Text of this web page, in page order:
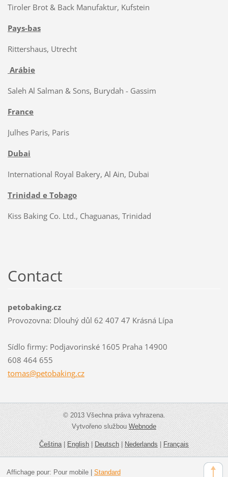
Tiroler Brot & Back Manufaktur, Kufstein
Pays-bas
Rittershaus, Utrecht
Arábie
Saleh Al Salman & Sons, Burydah - Gassim
France
Julhes Paris, Paris
Dubai
International Royal Bakery, Al Ain, Dubai
Trinidad e Tobago
Kiss Baking Co. Ltd., Chaguanas, Trinidad
Contact
petobaking.cz
Provozovna: Dlouhý důl 62 407 47 Krásná Lípa
Sídlo firmy: Podjavorinské 1605 Praha 14900
608 464 655
tomas@petobaking.cz
© 2013 Všechna práva vyhrazena.
Vytvořeno službouWebnode
Čeština|English|Deutsch|Nederlands|Français
Affichage pour: Pour mobile| Standard